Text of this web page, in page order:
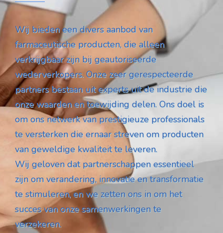
Wij bieden een divers aanbod van
farmaceutische producten, die alleen
verkrijgbaar zijn bij geautoriseerde
wederverkopers. Onze zeer gerespecteerde
partners bestaan ​​uit experts uit de industrie die
onze waarden en toewijding delen. Ons doel is
om ons netwerk van prestigieuze professionals
te versterken die ernaar streven om producten
van geweldige kwaliteit te leveren.
Wij geloven dat partnerschappen essentieel
zijn om verandering, innovatie en transformatie
te stimuleren, en we zetten ons in om het
succes van onze samenwerkingen te
verzekeren.